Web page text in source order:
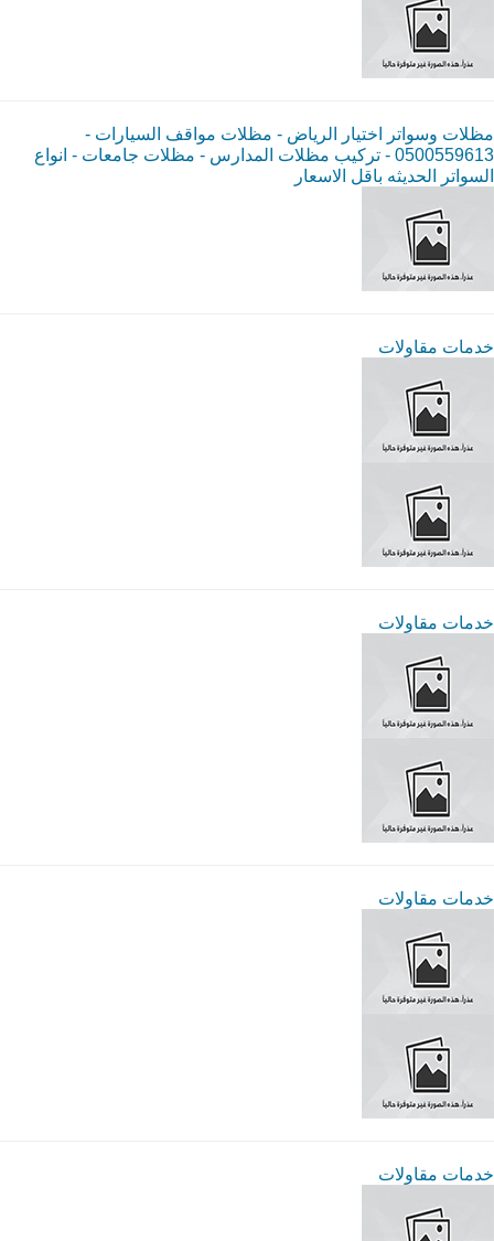
مظلات وسواتر اختيار الرياض - مظلات مواقف السيارات -
0500559613 - تركيب مظلات المدارس - مظلات جامعات - انواع
السواتر الحديثه باقل الاسعار
خدمات مقاولات
خدمات مقاولات
خدمات مقاولات
خدمات مقاولات